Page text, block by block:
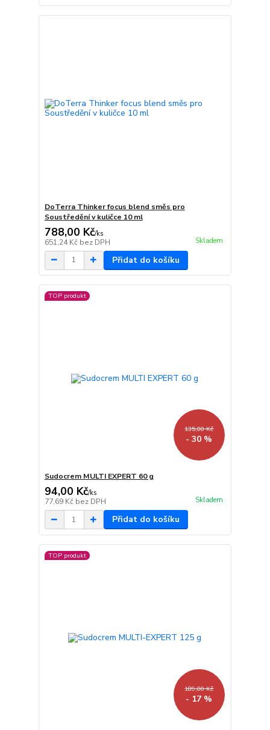
DoTerra Thinker focus blend směs pro
Soustředění v kuličce 10 ml
788,00 Kč/ks
651,24 Kč bez DPH Skladem
Přidat do košíku
TOP produkt
135,00 Kč
- 30 %
Sudocrem MULTI EXPERT 60 g
94,00 Kč/ks
77,69 Kč bez DPH Skladem
Přidat do košíku
TOP produkt
189,00 Kč
- 17 %